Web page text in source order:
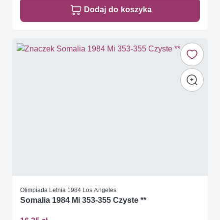
Dodaj do koszyka
Olimpiada Letnia 1984 Los Angeles
Somalia 1984 Mi 353-355 Czyste **